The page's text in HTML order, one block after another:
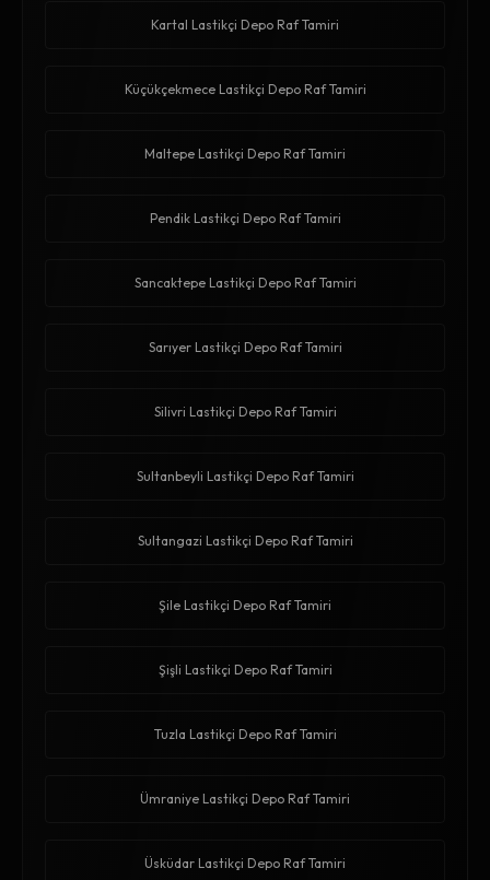
Kartal Lastikçi Depo Raf Tamiri
Küçükçekmece Lastikçi Depo Raf Tamiri
Maltepe Lastikçi Depo Raf Tamiri
Pendik Lastikçi Depo Raf Tamiri
Sancaktepe Lastikçi Depo Raf Tamiri
Sarıyer Lastikçi Depo Raf Tamiri
Silivri Lastikçi Depo Raf Tamiri
Sultanbeyli Lastikçi Depo Raf Tamiri
Sultangazi Lastikçi Depo Raf Tamiri
Şile Lastikçi Depo Raf Tamiri
Şişli Lastikçi Depo Raf Tamiri
Tuzla Lastikçi Depo Raf Tamiri
Ümraniye Lastikçi Depo Raf Tamiri
Üsküdar Lastikçi Depo Raf Tamiri